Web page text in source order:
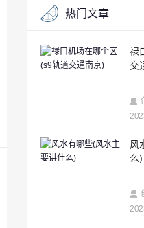
开过的房）
对方手机关机怎么
手机如何定位找到人
安卓游戏Sprinkle现
峨眉山金顶海拔多
晚上多少钱)
新股怎么打(新股申
热门文章
禄
交
风
么)